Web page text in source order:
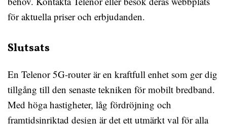
för aktuella priser och erbjudanden.
Slutsats
En Telenor 5G-router är en kraftfull enhet som ger dig
tillgång till den senaste tekniken för mobilt bredband.
Med höga hastigheter, låg fördröjning och
framtidsinriktad design är det ett utmärkt val för alla